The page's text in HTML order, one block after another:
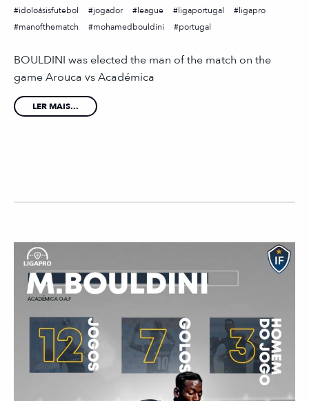
idoloásisfutebol
jogador league ligaportugal
ligapro
manofthematch
mohamedbouldini portugal
BOULDINI was elected the man of the match on the
game Arouca vs Académica
LER MAIS...